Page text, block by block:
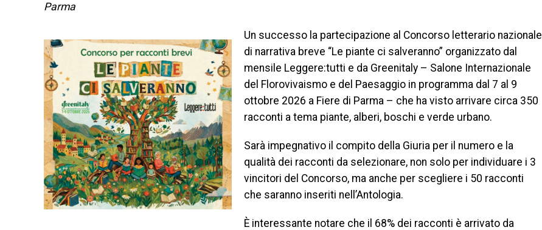
Parma
Un successo la partecipazione al Concorso letterario nazionale
di narrativa breve “Le piante ci salveranno” organizzato dal
mensile Leggere:tutti e da Greenitaly – Salone Internazionale
del Florovivaismo e del Paesaggio in programma dal 7 al 9
ottobre 2026 a Fiere di Parma – che ha visto arrivare circa 350
racconti a tema piante, alberi, boschi e verde urbano.
Sarà impegnativo il compito della Giuria per il numero e la
qualità dei racconti da selezionare, non solo per individuare i 3
vincitori del Concorso, ma anche per scegliere i 50 racconti
che saranno inseriti nell’Antologia.
È interessante notare che il 68% dei racconti è arrivato da